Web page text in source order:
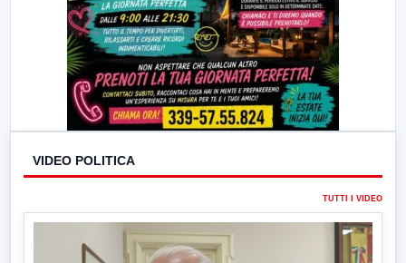
VIDEO POLITICA
TUTTI I VIDEO